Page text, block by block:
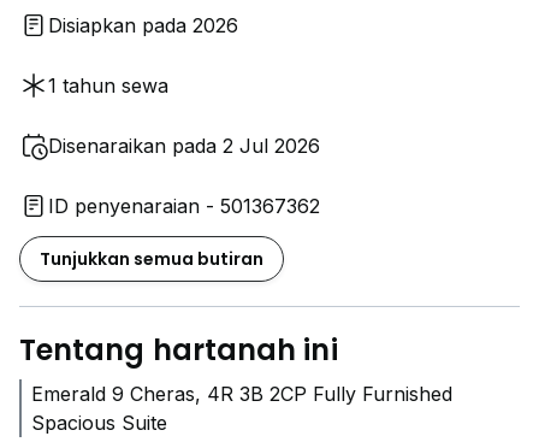
Disiapkan pada 2026
1 tahun sewa
Disenaraikan pada 2 Jul 2026
ID penyenaraian - 501367362
Tunjukkan semua butiran
Tentang hartanah ini
Emerald 9 Cheras, 4R 3B 2CP Fully Furnished
Spacious Suite